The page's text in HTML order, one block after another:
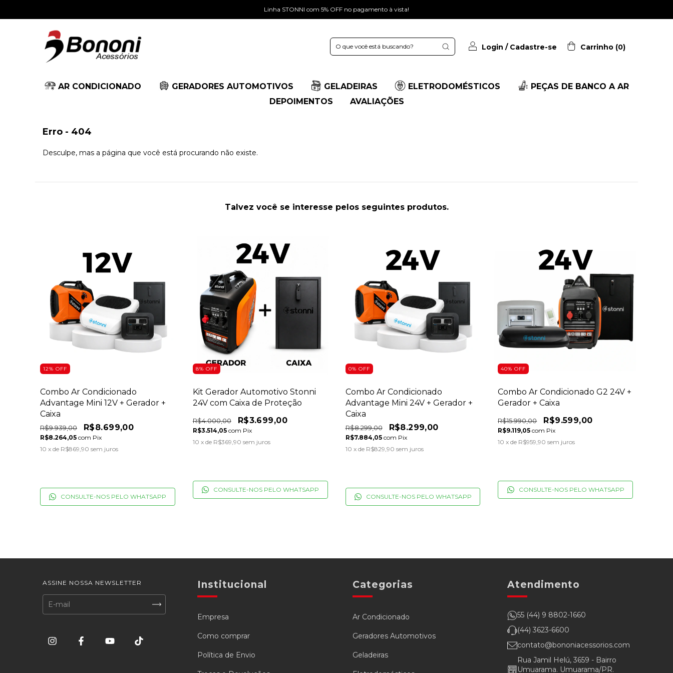
Linha STONNI com 5% OFF no pagamento à vista!
Login / Cadastre-se Carrinho (0)
AR CONDICIONADO GERADORES AUTOMOTIVOS GELADEIRAS ELETRODOMÉSTICOS
PEÇAS DE BANCO A AR
DEPOIMENTOS
AVALIAÇÕES
Erro - 404
Desculpe, mas a página que você está procurando não existe.
Talvez você se interesse pelos seguintes produtos.
12% OFF
Combo Ar Condicionado
Advantage Mini 12V + Gerador +
Caixa
R$9.939,00 R$8.699,00
R$8.264,05 com Pix
10 x de R$869,90 sem juros
CONSULTE-NOS PELO WHATSAPP
8% OFF
Kit Gerador Automotivo Stonni
24V com Caixa de Proteção
R$4.000,00 R$3.699,00
R$3.514,05 com Pix
10 x de R$369,90 sem juros
CONSULTE-NOS PELO WHATSAPP
0% OFF
Combo Ar Condicionado
Advantage Mini 24V + Gerador +
Caixa
R$8.299,00 R$8.299,00
R$7.884,05 com Pix
10 x de R$829,90 sem juros
CONSULTE-NOS PELO WHATSAPP
40%OFF
Combo Ar Condicionado G2 24V +
Gerador + Caixa
R$15.990,00 R$9.599,00
R$9.119,05com Pix
10 x de R$959,90 sem juros
CONSULTE-NOS PELO WHATSAPP
ASSINE NOSSA NEWSLETTER Institucional
Empresa
Como comprar
Política de Envio
Categorias
Ar Condicionado
Geradores Automotivos
Geladeiras
Atendimento
55 (44) 9 8802-1660
(44) 3623-6600
contato@bononiacessorios.com
Rua Jamil Helú, 3659 - Bairro
Umuarama. Umuarama/PR.